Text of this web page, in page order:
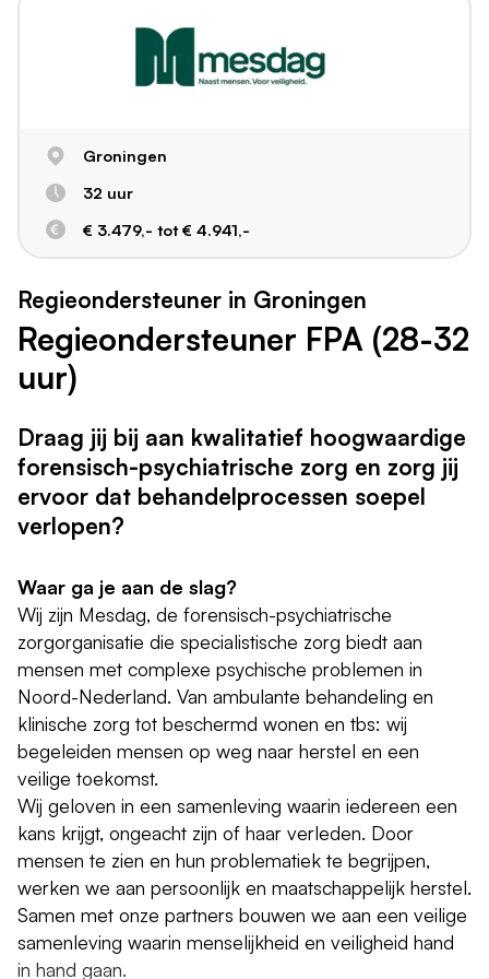
Groningen
32 uur
€ 3.479,- tot € 4.941,-
Regieondersteuner in Groningen
Regieondersteuner FPA (28-32
uur)
Draag jij bij aan kwalitatief hoogwaardige
forensisch-psychiatrische zorg en zorg jij
ervoor dat behandelprocessen soepel
verlopen?
Waar ga je aan de slag?
Wij zijn Mesdag, de forensisch-psychiatrische
zorgorganisatie die specialistische zorg biedt aan
mensen met complexe psychische problemen in
Noord-Nederland. Van ambulante behandeling en
klinische zorg tot beschermd wonen en tbs: wij
begeleiden mensen op weg naar herstel en een
veilige toekomst.
Wij geloven in een samenleving waarin iedereen een
kans krijgt, ongeacht zijn of haar verleden. Door
mensen te zien en hun problematiek te begrijpen,
werken we aan persoonlijk en maatschappelijk herstel.
Samen met onze partners bouwen we aan een veilige
samenleving waarin menselijkheid en veiligheid hand
in hand gaan.